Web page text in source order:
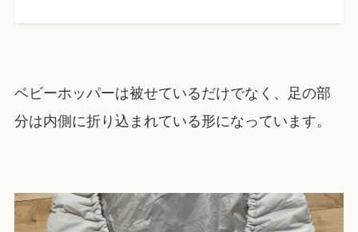
ベビーホッパーは被せているだけでなく、足の部
分は内側に折り込まれている形になっています。